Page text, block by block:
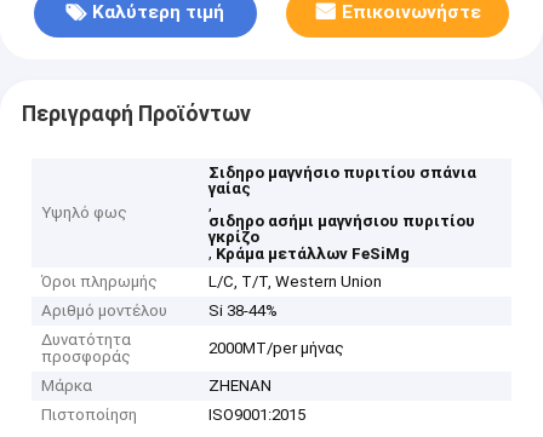
Καλύτερη τιμή Επικοινωνήστε
Περιγραφή Προϊόντων
Υψηλό φως
Σιδηρο μαγνήσιο πυριτίου σπάνια
γαίας
,
σιδηρο ασήμι μαγνήσιου πυριτίου
γκρίζο
, Κράμα μετάλλων FeSiMg
Όροι πληρωμής
L/C, T/T, Western Union
Αριθμό μοντέλου
Si 38-44%
Δυνατότητα
προσφοράς
2000MT/per μήνας
Μάρκα
ZHENAN
Πιστοποίηση
ISO9001:2015